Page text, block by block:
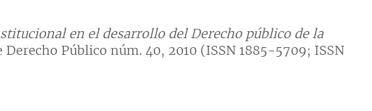
en el desarrollo del Derecho público de la
Derecho Público núm. 40, 2010 (ISSN 1885-5709; ISSN